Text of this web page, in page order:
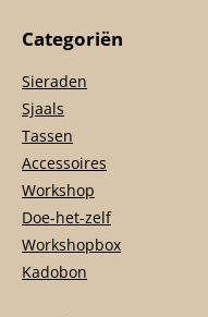
Categoriën
Sieraden
Sjaals
Tassen
Accessoires
Workshop
Doe-het-zelf
Workshopbox
Kadobon